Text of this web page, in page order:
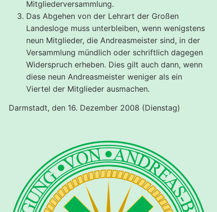
Mitgliederversammlung.
Das Abgehen von der Lehrart der Großen
Landesloge muss unterbleiben, wenn wenigstens
neun Mitglieder, die Andreasmeister sind, in der
Versammlung mündlich oder schriftlich dagegen
Widerspruch erheben. Dies gilt auch dann, wenn
diese neun Andreasmeister weniger als ein
Viertel der Mitglieder ausmachen.
Darmstadt, den 16. Dezember 2008 (Dienstag)